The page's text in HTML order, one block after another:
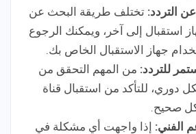
التردد: تختلف طريقة البحث عن
استقبال إلى آخر، ويمكنك الرجوع
جهاز الاستقبال الخاص بك.
للتردد: من المهم التحقق من
دوري، للتأكد من استقبال قناة
صحيح.
الفني: إذا واجهت أي مشكلة في